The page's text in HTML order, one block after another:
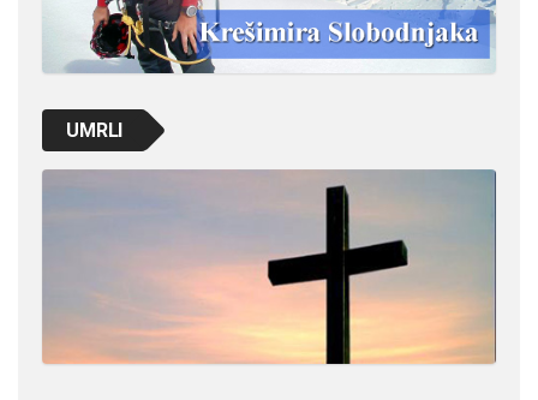
UMRLI